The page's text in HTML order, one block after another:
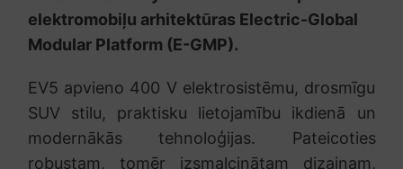
elektromobiļu arhitektūras Electric-Global
Modular Platform (E-GMP).
EV5 apvieno 400 V elektrosistēmu, drosmīgu
SUV stilu, praktisku lietojamību ikdienā un
modernākās tehnoloģijas. Pateicoties
robustam, tomēr izsmalcinātam dizainam,